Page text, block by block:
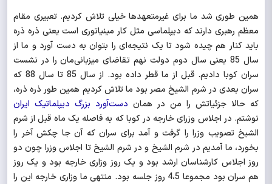
همین طوری شد ما برای غیرمتعهدها خیلی تلاش کردیم. تعبیری مقام
معظم رهبری دارند که دیپلماسی مثل کار مینیاتوری است یعنی ذره ذره
باید کنار هم چیده شود تا یک نتیجه‌ای را بتوان به دست آورد و ما از
سال 85 یعنی سال دوم دولت نهم تقاضای میزبانی‌مان را در نشست
سران کوبا دادیم. قبل از ما قطر داده بود. از سال 85 تا سال 88 که
سران بعدی در شرم الشیخ مصر بود ما تلاش کردیم همین طور ذره ذره،
که حالا جزئیاتش را من در همان دست‌آورد بزرگ دیپلماتیک ایران
نوشتم. در اجلاس وزرای خارجه در کوبا که به فاصله یک ماه قبل از شرم
الشیخ تصویب وزرا را گرفت و آمد برای سران که آن جا چکش آخر را
بخورد، ما آمدیم در شرم الشیخ و در شرم الشیخ تا اجلاس وزرا چون دو
روز اجلاس کارشناسان ارشد بود و یک روز وزاری خارجه بود و یک روز
هم سران بود مجموعا 4،5 روز جلسه بود. منتهی ما وزاری خارجه این را